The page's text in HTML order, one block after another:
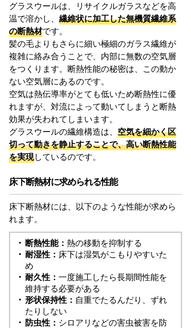
グラスウールは、リサイクルガラスなどを高
温で溶かし、 繊維状に加工した無機質繊維系
の断熱材です。
髪の毛よりもさらに細い極細のガラス繊維が
複雑に絡み合うことで、内部に無数の空気層
をつくります。断熱性能の秘密は、この動か
ない空気層にあるのです。
空気は熱伝導率がとても低いため断熱性に優
れますが、対流によって動いてしまうと断熱
効果が失われてしまいます。
グラスウールの繊維構造は、 空気を細かく区
切って動きを静止することで、高い断熱性能
を実現しているのです。
床下断熱材に求められる性能
床下断熱材には、以下のような性能が求めら
れます。
断熱性能： 熱の移動を抑制する
耐湿性： 床下は湿気がこもりやすいた
め
耐久性： 一度施工したら長期間性能を
維持する必要がある
形状保持性： 自重でたるんだり、ずれ
たりしない
防虫性： シロアリなどの害虫被害を防